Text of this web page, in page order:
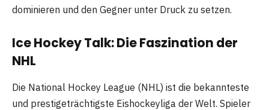
dominieren und den Gegner unter Druck zu setzen.
Ice Hockey Talk: Die Faszination der
NHL
Die National Hockey League (NHL) ist die bekannteste
und prestigeträchtigste Eishockeyliga der Welt. Spieler